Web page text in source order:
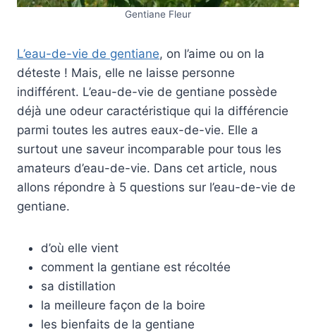
Gentiane Fleur
L’eau-de-vie de gentiane, on l’aime ou on la
déteste ! Mais, elle ne laisse personne
indifférent. L’eau-de-vie de gentiane possède
déjà une odeur caractéristique qui la différencie
parmi toutes les autres eaux-de-vie. Elle a
surtout une saveur incomparable pour tous les
amateurs d’eau-de-vie. Dans cet article, nous
allons répondre à 5 questions sur l’eau-de-vie de
gentiane.
d’où elle vient
comment la gentiane est récoltée
sa distillation
la meilleure façon de la boire
les bienfaits de la gentiane